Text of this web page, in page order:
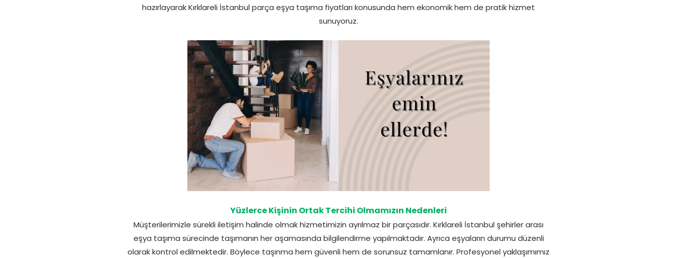
hazırlayarak Kırklareli İstanbul parça eşya taşıma fiyatları konusunda hem ekonomik hem de pratik hizmet
sunuyoruz.
Yüzlerce Kişinin Ortak Tercihi Olmamızın Nedenleri
Müşterilerimizle sürekli iletişim halinde olmak hizmetimizin ayrılmaz bir parçasıdır. Kırklareli İstanbul şehirler arası
eşya taşıma sürecinde taşımanın her aşamasında bilgilendirme yapılmaktadır. Ayrıca eşyaların durumu düzenli
olarak kontrol edilmektedir. Böylece taşınma hem güvenli hem de sorunsuz tamamlanır. Profesyonel yaklaşımımız